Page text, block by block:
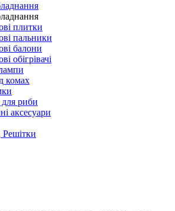
плитки
пальники
балони
обігрівачі
комах
риби
аксесуари